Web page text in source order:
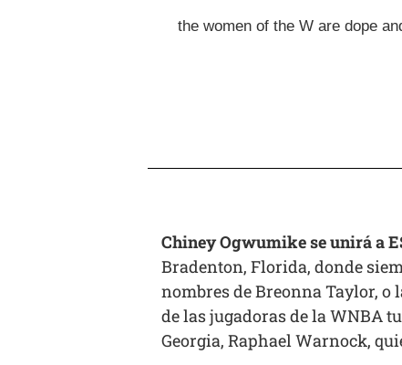
the women of the W are dope
Chiney Ogwumike se unirá a
Bradenton, Florida, donde
nombres de Breonna Taylor, o
de las jugadoras de la WNBA
Georgia, Raphael Warnock,